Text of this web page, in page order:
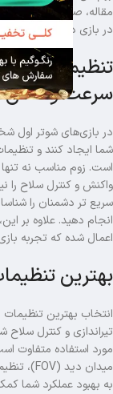
مقاله، صفر تا صد
در بازی داشته باشید.
تنظیمات زوم
سرعت واکنش
در بازی‌های شوتر اول‌
شما ایجاد کنند و
است. زوم مناسب نه‌
واکنش و کنترل سلاح را
سریع تر دشمنان را
انجام دهید. علاوه بر
اعمال شده که تجربه
بهترین
انتخاب بهترین
تیراندازی و کنترل
مورد استفاده متفاوت
میدان دید (FOV)، تنظیم
به بهبود عملکرد شما